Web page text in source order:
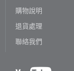
購物說明
退貨處理
聯絡我們